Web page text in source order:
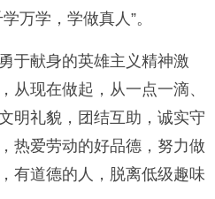
万学，学做真人”。
于献身的英雄主义精神激
从现在做起，从一点一滴、
明礼貌，团结互助，诚实守
热爱劳动的好品德，努力做
有道德的人，脱离低级趣味